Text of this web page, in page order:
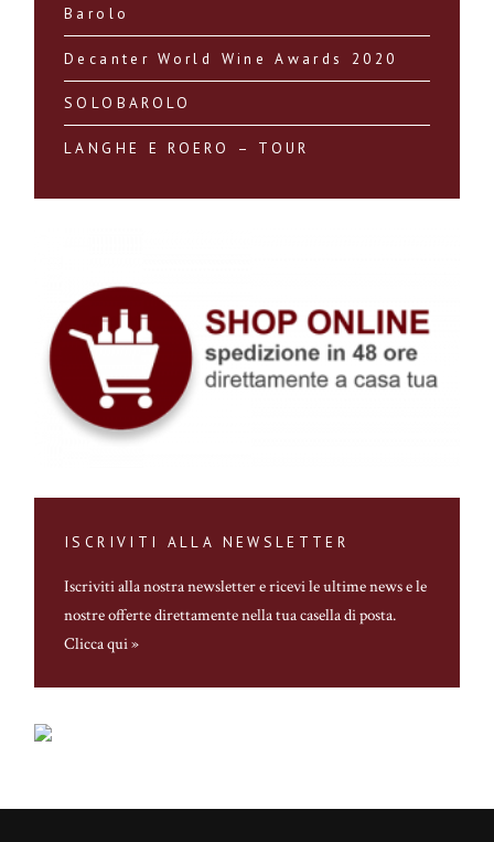
Barolo
Decanter World Wine Awards 2020
SOLOBAROLO
LANGHE E ROERO – TOUR
ISCRIVITI ALLA NEWSLETTER
Iscriviti alla nostra newslettere ricevi le ultime news e le
nostre offerte direttamente nella tua casella di posta.
Clicca qui »